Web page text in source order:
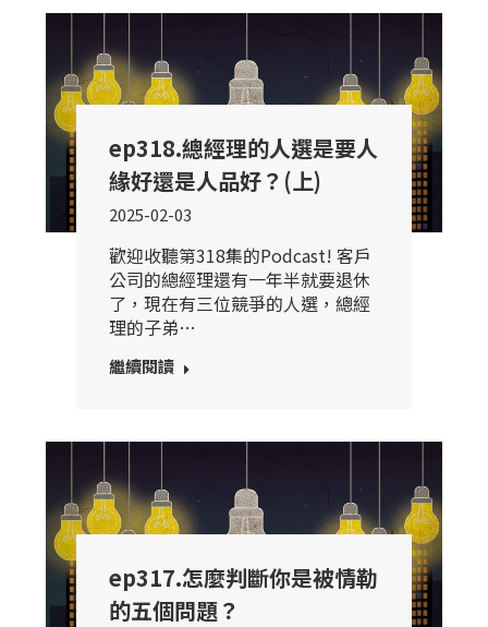
ep318.總經理的人選是要人
緣好還是人品好？(上)
2025-02-03
歡迎收聽第318集的Podcast! 客戶
公司的總經理還有一年半就要退休
了，現在有三位競爭的人選，總經
理的子弟…
繼續閱讀
ep317.怎麼判斷你是被情勒
的五個問題？